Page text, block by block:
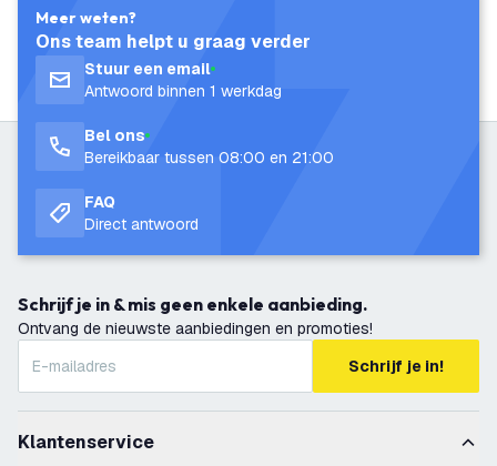
Meer weten?
Ons team helpt u graag verder
Stuur een email
Antwoord binnen 1 werkdag
Bel ons
Bereikbaar tussen 08:00 en 21:00
FAQ
Direct antwoord
Schrijf je in & mis geen enkele aanbieding.
Ontvang de nieuwste aanbiedingen en promoties!
Schrijf je in!
Klantenservice